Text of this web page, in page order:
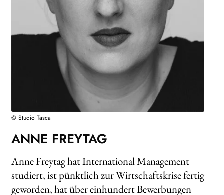
WEITERE VERLAGE
© Studio Tasca
ANNE FREYTAG
Anne Freytag hat International Management
studiert, ist pünktlich zur Wirtschaftskrise fertig
geworden, hat über einhundert Bewerbungen